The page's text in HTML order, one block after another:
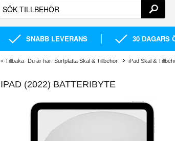
SNABB LEVERANS 30 DAGARS
« Tillbaka Du är här: Surfplatta Skal & Tillbehör iPad Skal &
IPAD (2022) BATTERIBYTE